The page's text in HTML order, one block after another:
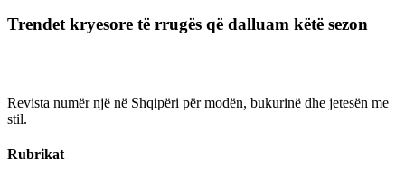
Trendet kryesore të rrugës që dalluam këtë sezon
Revista numër një në Shqipëri për modën, bukurinë dhe jetesën me
stil.
Rubrikat